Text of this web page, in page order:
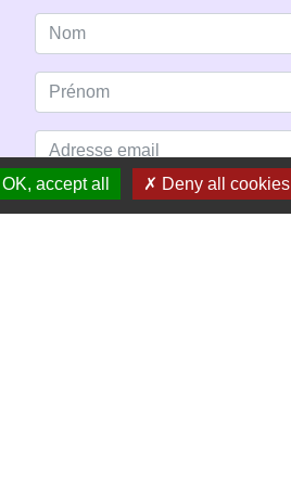
OK, accept all Deny all cookies